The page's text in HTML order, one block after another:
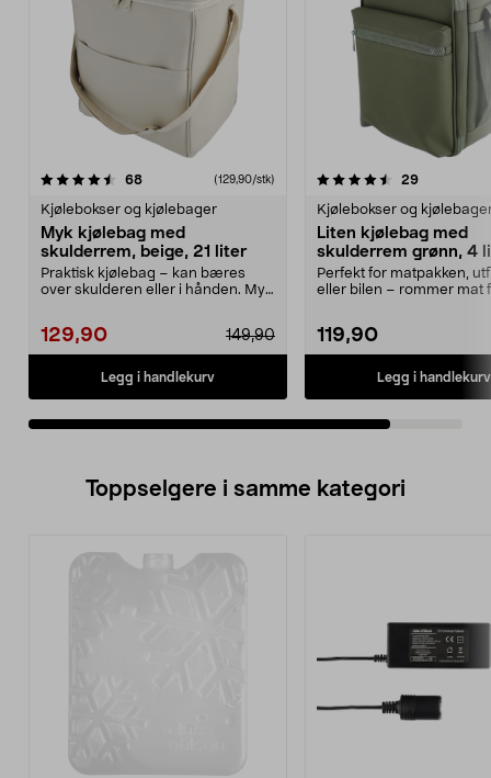
68anmeldelser(129,90/stk)
Kjølebokser og kjølebager
Myk kjølebag med
skulderrem, beige, 21 liter
Praktisk kjølebag – kan bæres
over skulderen eller i hånden. Myk
149,90
129,90
Legg i handlekurv
4.5av 5 stjerner 29
Kjølebokser og
Liten kjølebag med
skulderrem grønn, 4
Perfekt for matpakken,
eller bilen – rommer mat
119,90
Legg i handlekurv
Toppselgere i samme kategori